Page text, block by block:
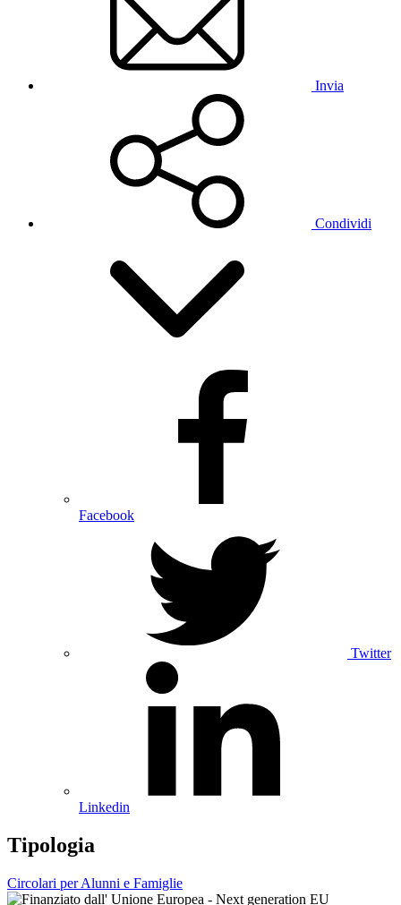
Invia
Condividi
Facebook
Twitter
Linkedin
Tipologia
Circolari per Alunni e Famiglie